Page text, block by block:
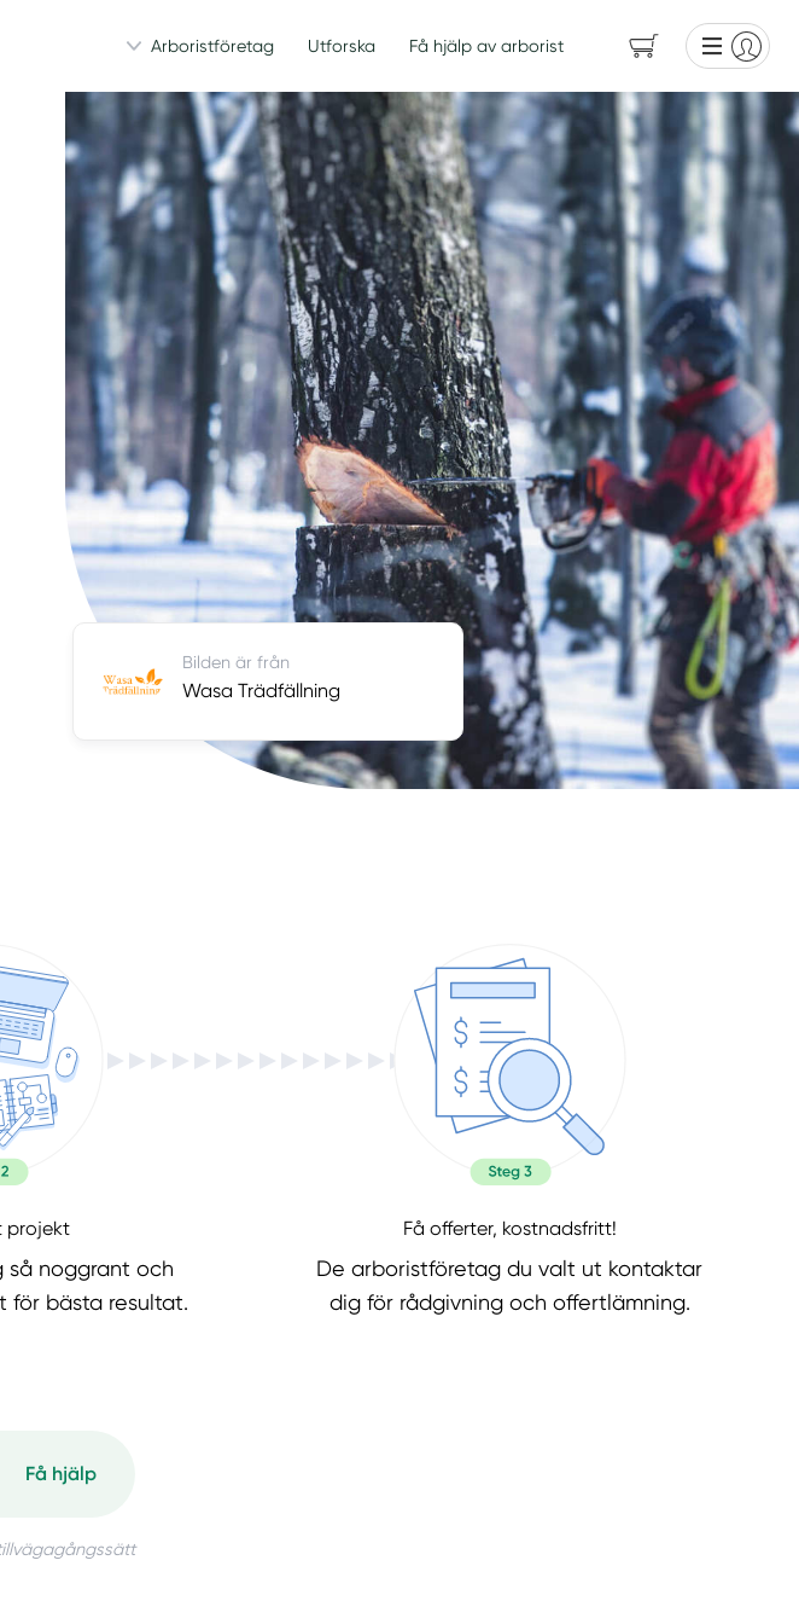
Arboristföretag Utforska Få hjälp av arborist
Bilden är från
Wasa Trädfällning
projekt
så noggrant och
för bästa resultat.
Få offerter, kostnadsfritt!
De arboristföretag du valt ut kontaktar
dig för rådgivning och offertlämning.
Få hjälp